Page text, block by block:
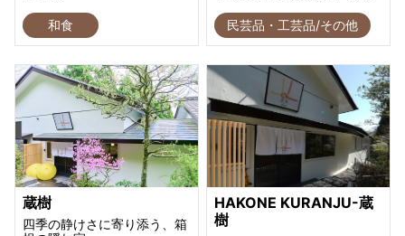
和食 民芸品・工芸品/その他
蔵樹
四季の静けさに寄り添う、箱
HAKONE KURANJU-蔵
樹